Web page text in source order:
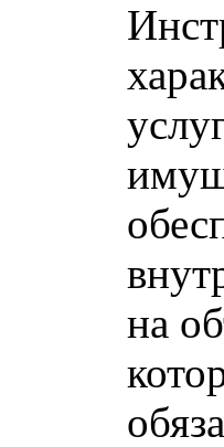
на